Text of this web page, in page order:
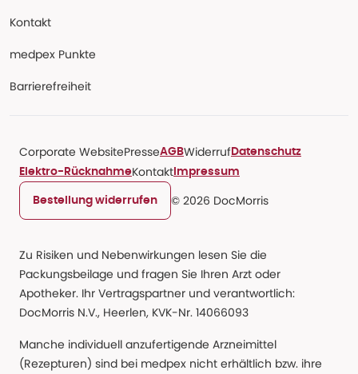
Kontakt
medpex Punkte
Barrierefreiheit
Corporate WebsitePresseAGBWiderruf Datenschutz
Elektro-RücknahmeKontakt Impressum
Bestellung widerrufen © 2026 DocMorris
Zu Risiken und Nebenwirkungen lesen Sie die
Packungsbeilage und fragen Sie Ihren Arzt oder
Apotheker. Ihr Vertragspartner und verantwortlich:
DocMorris N.V., Heerlen, KVK-Nr. 14066093
Manche individuell anzufertigende Arzneimittel
(Rezepturen) sind bei medpex nicht erhältlich bzw. ihre